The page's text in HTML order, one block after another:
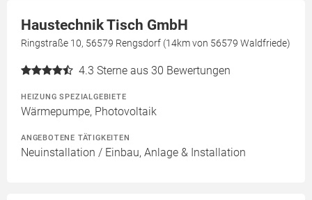
Haustechnik Tisch GmbH
Ringstraße 10, 56579 Rengsdorf (14km von 56579 Waldfriede)
4.3 Sterne aus 30 Bewertungen
HEIZUNG SPEZIALGEBIETE
Wärmepumpe, Photovoltaik
ANGEBOTENE TÄTIGKEITEN
Neuinstallation / Einbau, Anlage & Installation